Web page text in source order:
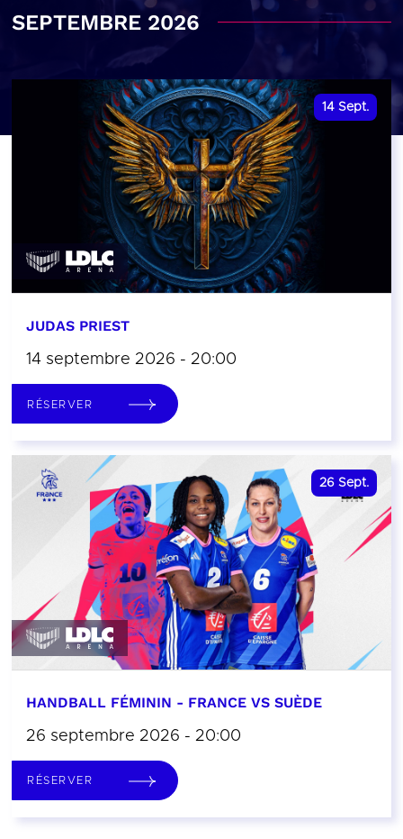
SEPTEMBRE 2026
14 Sept.
JUDAS PRIEST
14 septembre 2026 - 20:00
RÉSERVER
26 Sept.
HANDBALL FÉMININ - FRANCE VS SUÈDE
26 septembre 2026 - 20:00
RÉSERVER